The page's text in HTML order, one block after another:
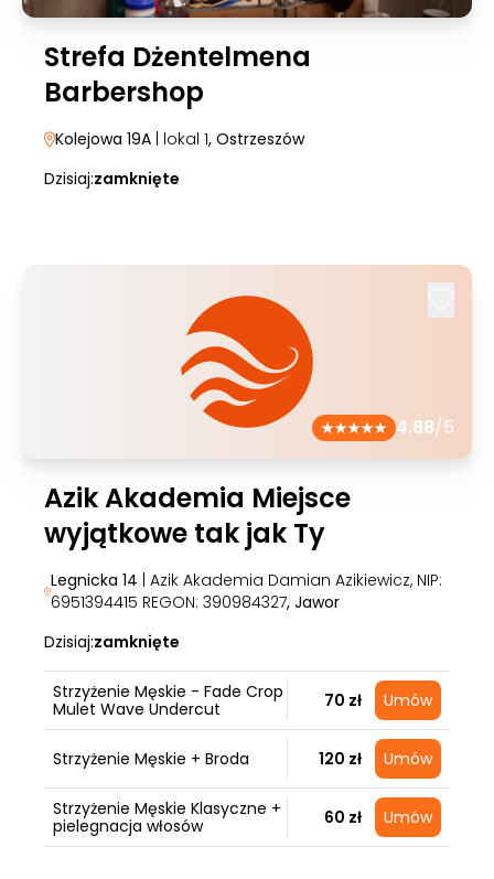
Strefa Dżentelmena
Barbershop
Kolejowa 19A | lokal 1, Ostrzeszów
Dzisiaj:zamknięte
4.88/5
Azik Akademia Miejsce
wyjątkowe tak jak Ty
Legnicka 14 | Azik Akademia Damian Azikiewicz, NIP:
6951394415 REGON: 390984327, Jawor
Dzisiaj:zamknięte
Strzyżenie Męskie - Fade Crop
Mulet Wave Undercut
70 zł Umów
Strzyżenie Męskie + Broda 120 zł Umów
Strzyżenie Męskie Klasyczne +
pielegnacja włosów
60 zł Umów